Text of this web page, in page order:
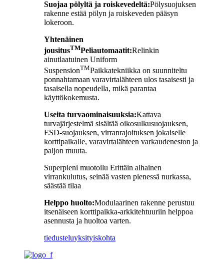
Suojaa pölyltä ja roiskevedeltä:Pölysuojuksen
rakenne estää pölyn ja roiskeveden pääsyn
lokeroon.
Yhtenäinen
jousitusTMPeliautomaatit:Relinkin
ainutlaatuinen Uniform
SuspensionTMPaikkatekniikka on suunniteltu
ponnahtamaan varavirtalähteen ulos tasaisesti ja
tasaisella nopeudella, mikä parantaa
käyttökokemusta.
Useita turvaominaisuuksia:Kattava
turvajärjestelmä sisältää oikosulkusuojauksen,
ESD-suojauksen, virranrajoituksen jokaiselle
korttipaikalle, varavirtalähteen varkaudeneston ja
paljon muuta.
Superpieni muotoilu Erittäin alhainen
virrankulutus, seinää vasten pienessä nurkassa,
säästää tilaa
Helppo huolto:Modulaarinen rakenne perustuu
itsenäiseen korttipaikka-arkkitehtuuriin helppoa
asennusta ja huoltoa varten.
tiedusteluyksityiskohta